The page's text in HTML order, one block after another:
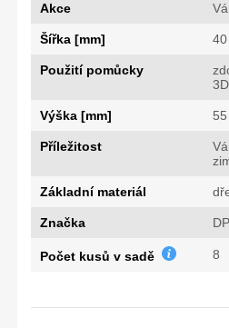
Akce
Šířka [mm] 40
Použití pomůcky
Výška [mm] 55
Příležitost
Základní materiál
Značka
Počet kusů v sadě 8